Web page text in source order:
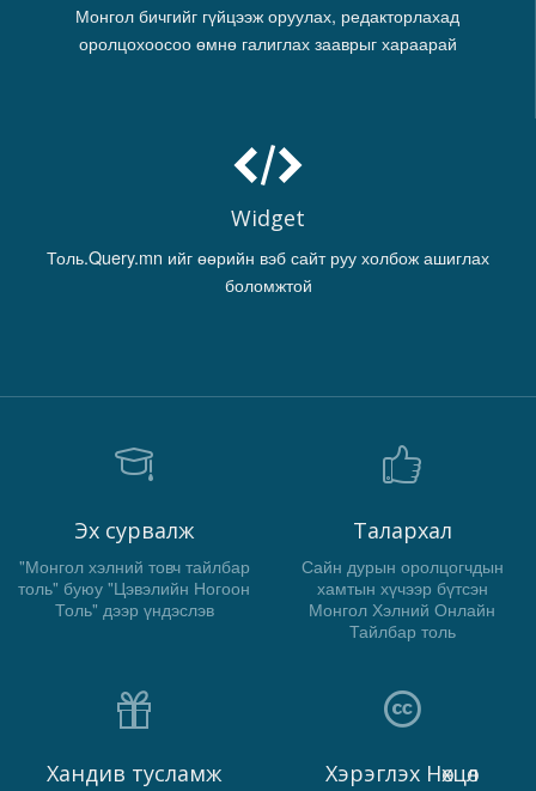
Монгол бичгийг гүйцээж оруулах, редакторлахад
оролцохоосоо өмнө галиглах зааврыг хараарай
Widget
Толь.Query.mn ийг өөрийн вэб сайт руу холбож ашиглах
боломжтой
Эх сурвалж
"Монгол хэлний товч тайлбар
толь" буюу "Цэвэлийн Ногоон
Толь" дээр үндэслэв
Талархал
Сайн дурын оролцогчдын
хамтын хүчээр бүтсэн
Монгол Хэлний Онлайн
Тайлбар толь
Хандив тусламж Хэрэглэх Нөхцөл